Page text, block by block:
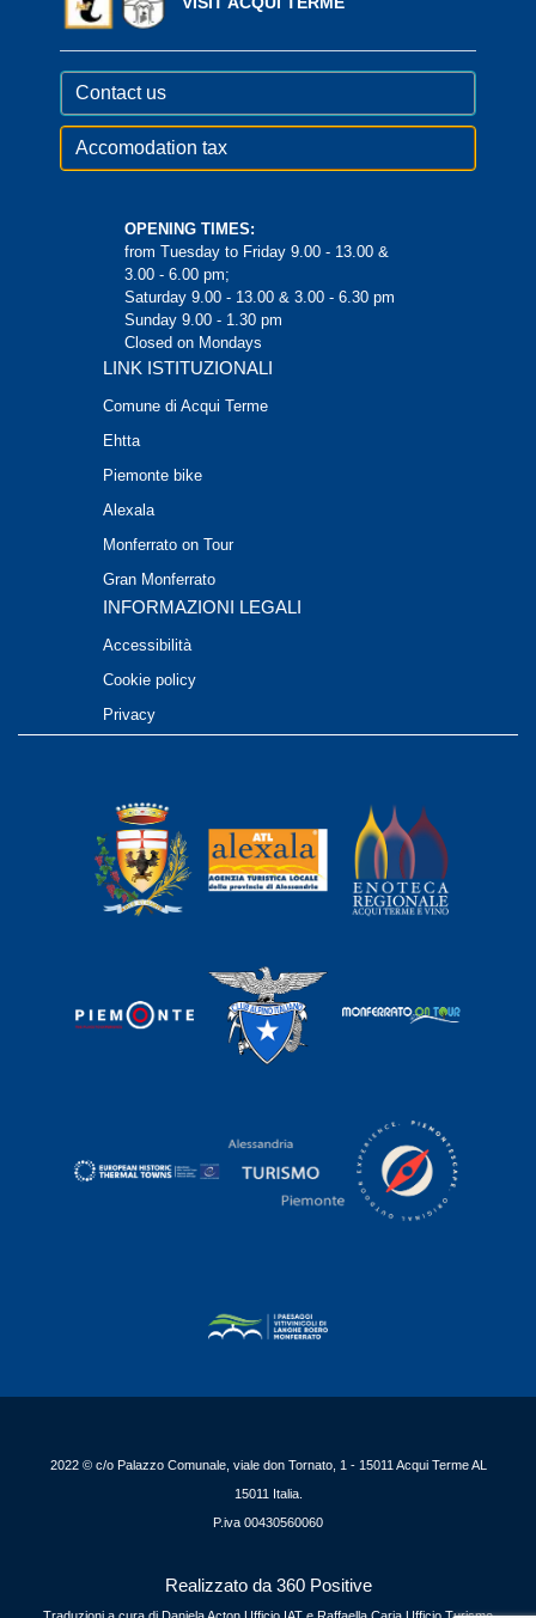
Contact us
Accomodation tax
OPENING TIMES:
from Tuesday to Friday 9.00 - 13.00 &
3.00 - 6.00 pm;
Saturday 9.00 - 13.00 & 3.00 - 6.30 pm
Sunday 9.00 - 1.30 pm
Closed on Mondays
LINK ISTITUZIONALI
Comune di Acqui Terme
Ehtta
Piemonte bike
Alexala
Monferrato on Tour
Gran Monferrato
INFORMAZIONI LEGALI
Accessibilità
Cookie policy
Privacy
2022 © c/o Palazzo Comunale, viale don Tornato, 1 - 15011 Acqui Terme AL
15011 Italia.
P.iva 00430560060
Realizzato da 360 Positive